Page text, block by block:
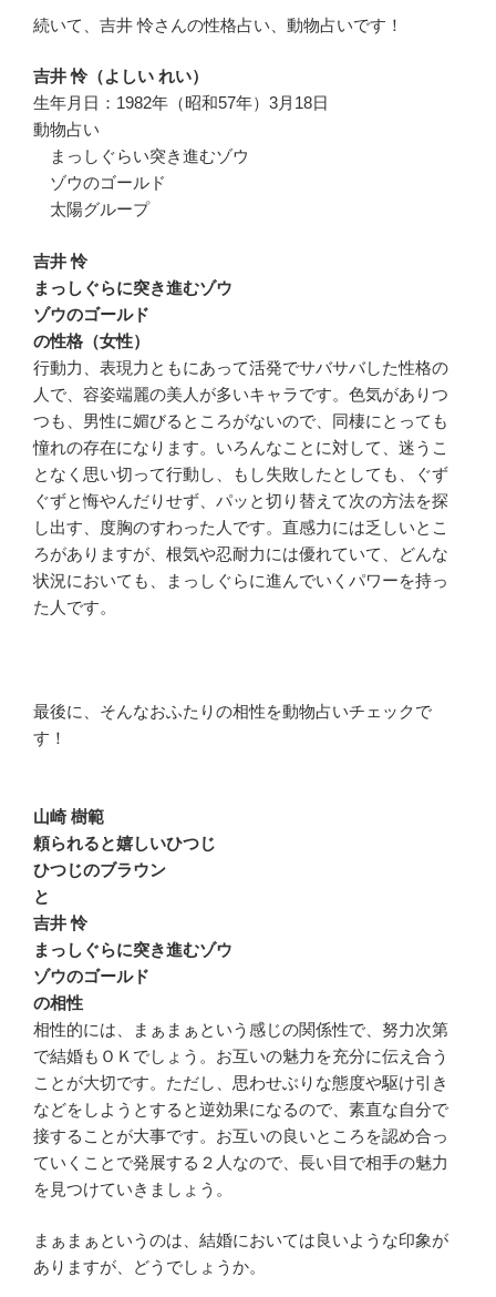
続いて、吉井 怜さんの性格占い、動物占いです！
吉井 怜（よしい れい）
生年月日：1982年（昭和57年）3月18日
動物占い
まっしぐらい突き進むゾウ
ゾウのゴールド
太陽グループ
吉井 怜
まっしぐらに突き進むゾウ
ゾウのゴールド
の性格（女性）
行動力、表現力ともにあって活発でサバサバした性格の
人で、容姿端麗の美人が多いキャラです。色気がありつ
つも、男性に媚びるところがないので、同棲にとっても
憧れの存在になります。いろんなことに対して、迷うこ
となく思い切って行動し、もし失敗したとしても、ぐず
ぐずと悔やんだりせず、パッと切り替えて次の方法を探
し出す、度胸のすわった人です。直感力には乏しいとこ
ろがありますが、根気や忍耐力には優れていて、どんな
状況においても、まっしぐらに進んでいくパワーを持っ
た人です。
最後に、そんなおふたりの相性を動物占いチェックで
す！
山崎 樹範
頼られると嬉しいひつじ
ひつじのブラウン
と
吉井 怜
まっしぐらに突き進むゾウ
ゾウのゴールド
の相性
相性的には、まぁまぁという感じの関係性で、努力次第
で結婚もＯＫでしょう。お互いの魅力を充分に伝え合う
ことが大切です。ただし、思わせぶりな態度や駆け引き
などをしようとすると逆効果になるので、素直な自分で
接することが大事です。お互いの良いところを認め合っ
ていくことで発展する２人なので、長い目で相手の魅力
を見つけていきましょう。
まぁまぁというのは、結婚においては良いような印象が
ありますが、どうでしょうか。